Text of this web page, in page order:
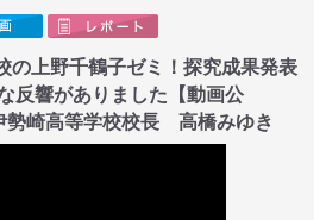
の上野千鶴子ゼミ！探究成果発表
反響がありました【動画公
崎高等学校校長 高橋みゆき